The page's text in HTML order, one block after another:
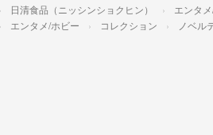
日清食品（ニッシンショクヒン） エンタ
エンタメ/ホビー コレクション ノベル